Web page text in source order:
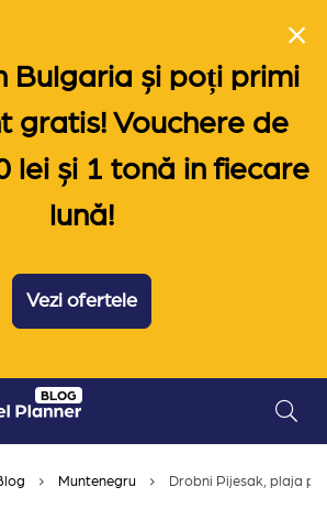
Bulgaria și poți primi
gratis! Vouchere de
lei și 1 tonă in fiecare
lună!
Vezi ofertele
BLOG
Muntenegru Drobni Pijesak, plaja